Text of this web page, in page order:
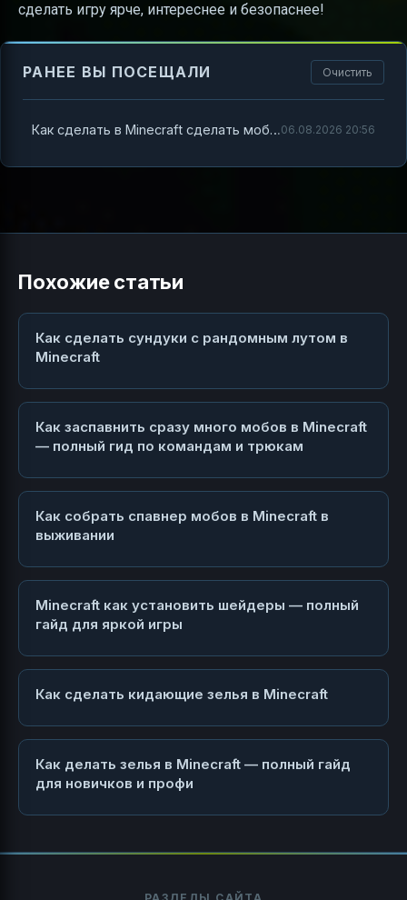
сделать игру ярче, интереснее и безопаснее!
РАНЕЕ ВЫ ПОСЕЩАЛИ Очистить
Как сделать в Minecraft сделать мобов в игре — полный гид по мобам, их спавну и поведению06.08.2026 20:56
Похожие статьи
Как сделать сундуки с рандомным лутом в
Minecraft
Как заспавнить сразу много мобов в Minecraft
— полный гид по командам и трюкам
Как собрать спавнер мобов в Minecraft в
выживании
Minecraft как установить шейдеры — полный
гайд для яркой игры
Как сделать кидающие зелья в Minecraft
Как делать зелья в Minecraft — полный гайд
для новичков и профи